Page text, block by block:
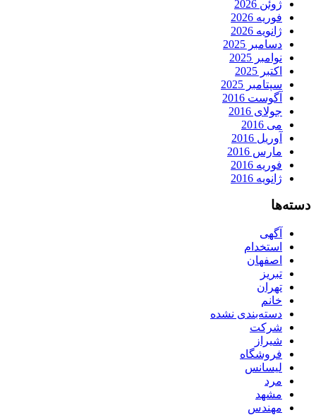
ژوئن 2026
فوریه 2026
ژانویه 2026
دسامبر 2025
نوامبر 2025
اکتبر 2025
سپتامبر 2025
آگوست 2016
جولای 2016
می 2016
آوریل 2016
مارس 2016
فوریه 2016
ژانویه 2016
دسته‌ها
آگهی
استخدام
اصفهان
تبریز
تهران
خانم
دسته‌بندی نشده
شرکت
شیراز
فروشگاه
لیسانس
مرد
مشهد
مهندس